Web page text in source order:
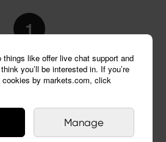
like offer live chat support and
you’ll be interested in. If you’re
cookies by markets.com, click
Manage
1
Quảng bá
đối tác của bạn lên
mạng xã hội hoặc
cáo của bạn.